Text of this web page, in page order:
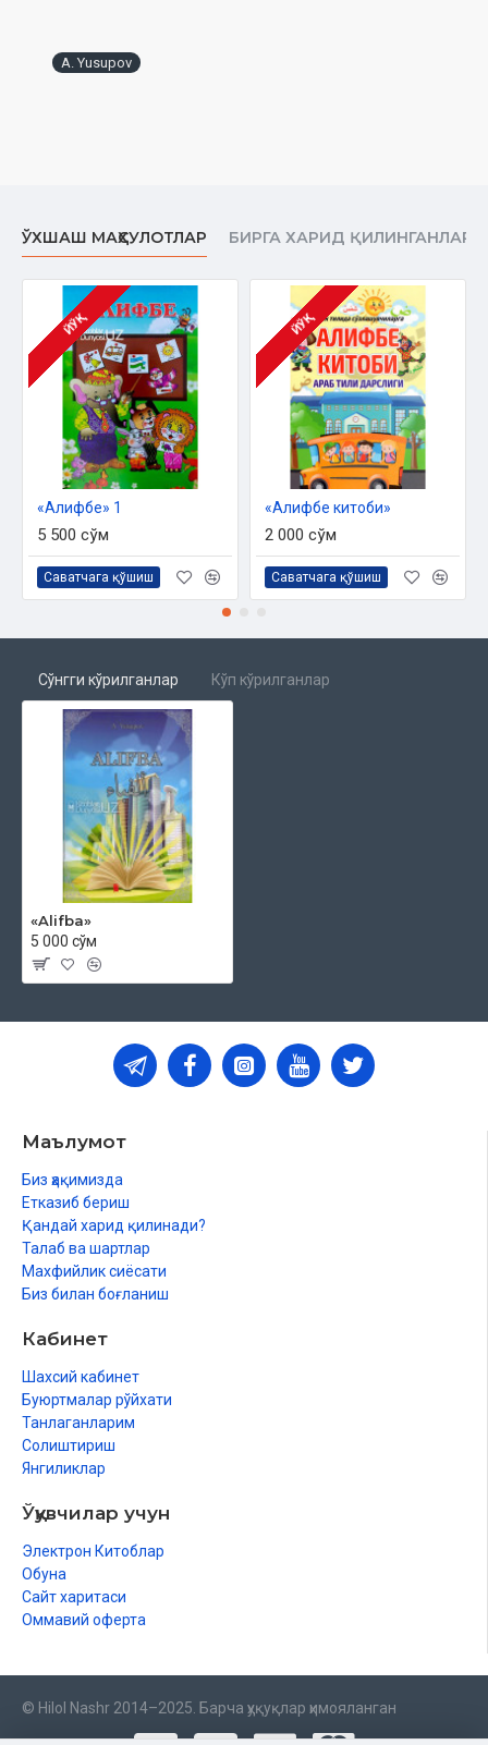
A. Yusupov
ЎХШАШ МАҲСУЛОТЛАР БИРГА ХАРИД ҚИЛИНГАНЛАР
ЙЎҚ
«Алифбе» 1
5 500 сўм
Саватчага қўшиш
ЙЎҚ
«Алифбе китоби»
2 000 сўм
Саватчага қўшиш
Сўнгги кўрилганлар Кўп кўрилганлар
«Alifba»
5 000 сўм
Маълумот
Биз ҳақимизда
Етказиб бериш
Қандай харид қилинади?
Талаб ва шартлар
Махфийлик сиёсати
Биз билан боғланиш
Кабинет
Шахсий кабинет
Буюртмалар рўйхати
Танлаганларим
Солиштириш
Янгиликлар
Ўқувчилар учун
Электрон Китоблар
Обуна
Сайт харитаси
Оммавий оферта
© Hilol Nashr 2014–2025. Барча ҳуқуқлар ҳимояланган